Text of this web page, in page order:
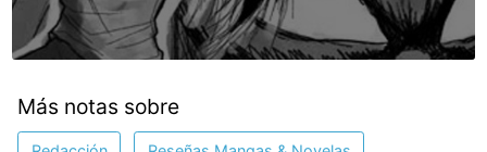
Más notas sobre